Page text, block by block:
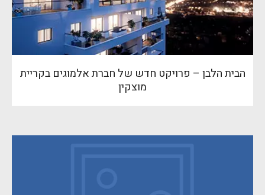
הבית הלבן – פרויקט חדש של חברת אלמוגים בקריית
מוצקין